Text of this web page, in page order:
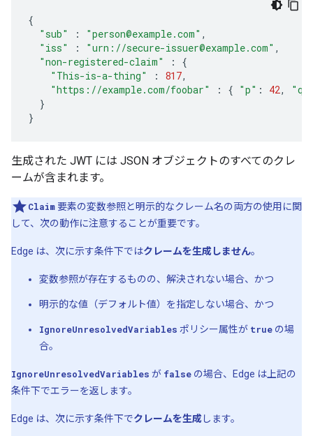
{
"sub"
: "person@example.com" ,
"iss"
: "urn://secure-issuer@example.com" ,
"non-registered-claim"
:
{
"This-is-a-thing"
: 817,
"https://example.com/foobar"
: { "p" : 42, "q"
}
}
生成された JWT には JSON オブジェクトのすべてのクレ
ームが含まれます。
Claim 要素の変数参照と明示的なクレーム名の両方の使用に関
して、次の動作に注意することが重要です。
Edge は、次に示す条件下ではクレームを生成しません。
変数参照が存在するものの、解決されない場合、かつ
明示的な値（デフォルト値）を指定しない場合、かつ
IgnoreUnresolvedVariables ポリシー属性が true の場
合。
IgnoreUnresolvedVariables が false の場合、Edge は上記の
条件下でエラーを返します。
Edge は、次に示す条件下でクレームを生成します。